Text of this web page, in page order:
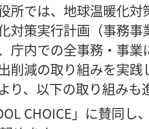
所では、地球温暖化対
対策実行計画（事務
庁内での全事務・事
削減の取り組みを実践
り、以下の取り組みも
CHOICE」に賛同